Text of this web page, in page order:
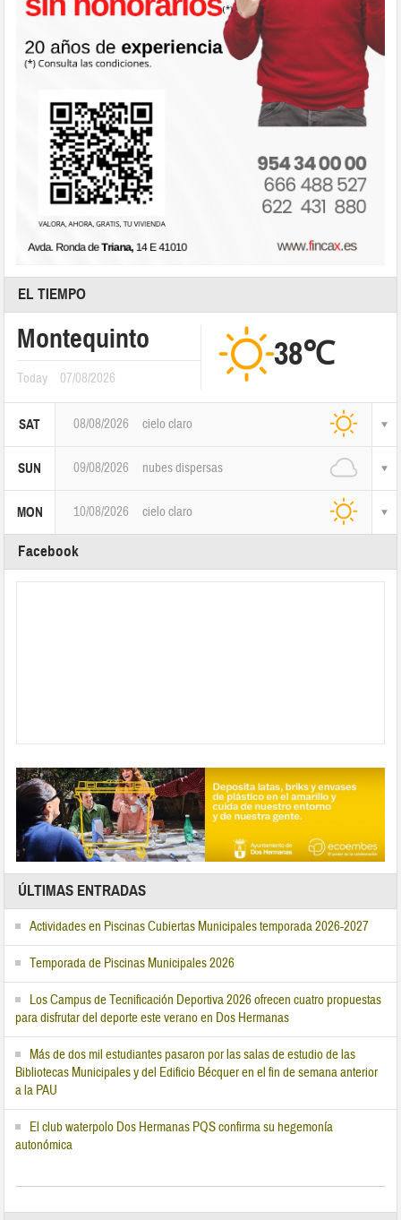
EL TIEMPO
Montequinto
Today 07/08/2026
38℃
SAT 08/08/2026 cielo claro
SUN 09/08/2026 nubes dispersas
MON 10/08/2026 cielo claro
Facebook
ÚLTIMAS ENTRADAS
Actividades en Piscinas Cubiertas Municipales temporada 2026-2027
Temporada de Piscinas Municipales 2026
Los Campus de Tecnificación Deportiva 2026 ofrecen cuatro propuestas
para disfrutar del deporte este verano en Dos Hermanas
Más de dos mil estudiantes pasaron por las salas de estudio de las
Bibliotecas Municipales y del Edificio Bécquer en el fin de semana anterior
a la PAU
El club waterpolo Dos Hermanas PQS confirma su hegemonía
autonómica